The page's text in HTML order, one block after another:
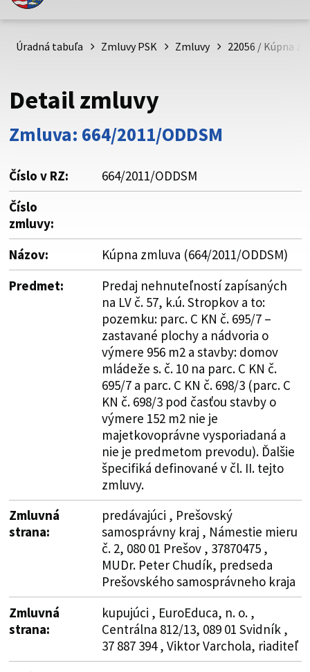
Toto je oficiálna webová stránka Prešovského
psk.sk.
Buďte pozorní a vždy sa uistite, že zdieľate informácie iba
cez zabezpečenú webovú stránku. Zabezpečená stránka
vždy začína https:// pred názvom domény webového sídla.
Úradná tabuľa Zmluvy PSK Zmluvy 22056 / Kúpna
Detail zmluvy
Zmluva: 664/2011/ODDSM
Číslo v RZ:
664/2011/ODDSM
Číslo
zmluvy:
Názov:
Kúpna zmluva (664/2011/ODDSM)
Predmet:
Predaj nehnuteľností zapísaných
na LV č. 57, k.ú. Stropkov a to:
pozemku: parc. C KN č. 695/7 –
zastavané plochy a nádvoria o
výmere 956 m2 a stavby: domov
mládeže s. č. 10 na parc. C KN č.
695/7 a parc. C KN č. 698/3 (parc. C
KN č. 698/3 pod časťou stavby o
výmere 152 m2 nie je
majetkovoprávne vysporiadaná a
nie je predmetom prevodu). Ďalšie
špecifiká definované v čl. II. tejto
zmluvy.
Zmluvná
strana:
predávajúci , Prešovský
samosprávny kraj , Námestie mieru
č. 2, 080 01 Prešov , 37870475 ,
MUDr. Peter Chudík, predseda
Prešovského samosprávneho kraja
Zmluvná
strana:
kupujúci , EuroEduca, n. o. ,
Centrálna 812/13, 089 01 Svidník ,
37 887 394 , Viktor Varchola, riaditeľ